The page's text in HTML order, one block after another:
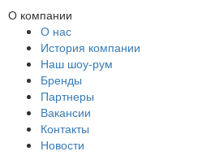
О компании
О нас
История компании
Наш шоу-рум
Бренды
Партнеры
Вакансии
Контакты
Новости